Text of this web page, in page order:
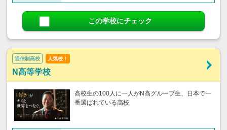
この学校にチェック
通信制高校 人気校！
N高等学校
高校生の100人に一人がN高グループ生、日本で一
番選ばれている高校